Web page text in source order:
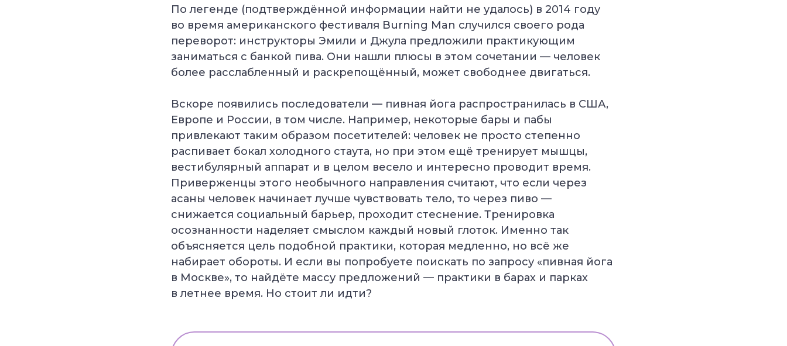
По легенде (подтверждённой информации найти не удалось) в 2014 году
во время американского фестиваля Burning Man случился своего рода
переворот: инструкторы Эмили и Джула предложили практикующим
заниматься с банкой пива. Они нашли плюсы в этом сочетании — человек
более расслабленный и раскрепощённый, может свободнее двигаться.
Вскоре появились последователи — пивная йога распространилась в США,
Европе и России, в том числе. Например, некоторые бары и пабы
привлекают таким образом посетителей: человек не просто степенно
распивает бокал холодного стаута, но при этом ещё тренирует мышцы,
вестибулярный аппарат и в целом весело и интересно проводит время.
Приверженцы этого необычного направления считают, что если через
асаны человек начинает лучше чувствовать тело, то через пиво —
снижается социальный барьер, проходит стеснение. Тренировка
осознанности наделяет смыслом каждый новый глоток. Именно так
объясняется цель подобной практики, которая медленно, но всё же
набирает обороты. И если вы попробуете поискать по запросу «пивная йога
в Москве», то найдёте массу предложений — практики в барах и парках
в летнее время. Но стоит ли идти?